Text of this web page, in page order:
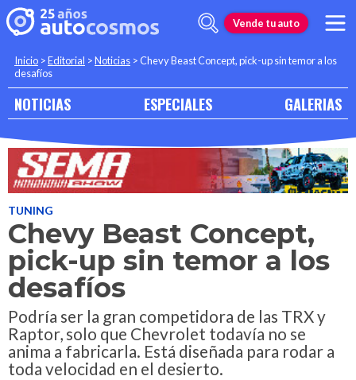
Vende tu auto
Inicio >Editorial >Noticias >Chevy Beast Concept, pick-up sin temor a los
desafíos
NOTICIAS ESPECIALES GALERIAS
TUNING
Chevy Beast Concept,
pick-up sin temor a los
desafíos
Podría ser la gran competidora de las TRX y
Raptor, solo que Chevrolet todavía no se
anima a fabricarla. Está diseñada para rodar a
toda velocidad en el desierto.